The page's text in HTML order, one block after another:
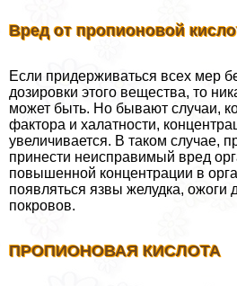
Вред от пропионовой
Если придерживаться всех мер
дозировки этого вещества, то
может быть. Но бывают случаи,
фактора и халатности,
увеличивается. В таком случае,
принести неисправимый вред
повышенной концентрации в
появляться язвы желудка,
покровов.
ПРОПИОНОВАЯ КИСЛОТА